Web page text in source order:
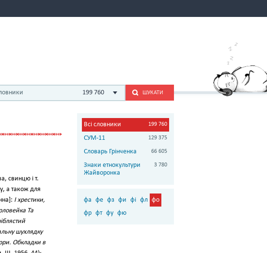
199 760 ШУКАТИ
свинцю і т.
а також для
І хрестики,
Та
шухлядку
Обкладки в
Всі словники 199 760
СУМ-11 129 375
Словарь Грінченка 66 605
Знаки етнокультури
Жайворонка
3 780
фа фе фз фи фі фл фо
фр фт фу фю